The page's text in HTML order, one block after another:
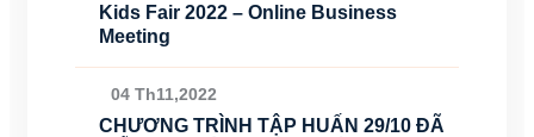
Kids Fair 2022 – Online Business
Meeting
04 Th11,2022
CHƯƠNG TRÌNH TẬP HUẤN 29/10 ĐÃ